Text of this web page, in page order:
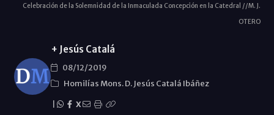
Celebración de la Solemnidad de la Inmaculada Concepción en la Catedral //M. J.
OTERO
+ Jesús Catalá
08/12/2019
Homilías Mons. D. Jesús Catalá Ibáñez
X